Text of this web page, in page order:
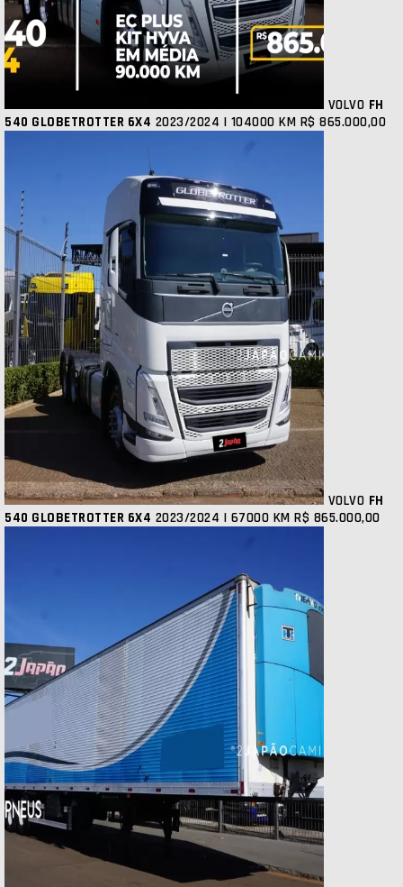
VOLVO FH
540 GLOBETROTTER 6X4 2023/2024 | 104000 KM R$ 865.000,00
VOLVO FH
540 GLOBETROTTER 6X4 2023/2024 | 67000 KM R$ 865.000,00